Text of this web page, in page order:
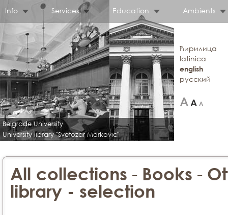
Info Services Education Ambients
Belgrade University
University library "Svetozar Markovic"
ћирилица
latinica
english
русский
All collections - Books -
library - selection